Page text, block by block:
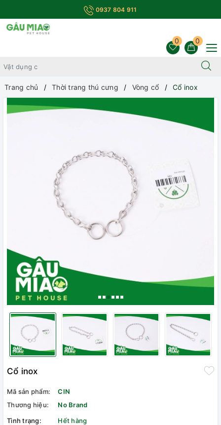
0937 804 911
0
0
Trang chủ Thời trang thú cưng Vòng cổ Cổ inox
Cổ inox
Mã sản phẩm:
CIN
Thương hiệu:
No Brand
Tình trạng:
Hết hàng